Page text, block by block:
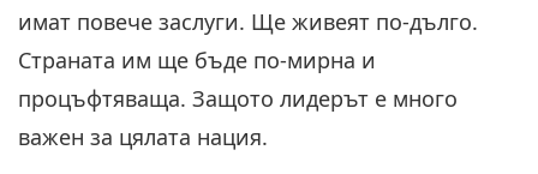
имат повече заслуги. Ще живеят по-дълго.
Страната им ще бъде по-мирна и
процъфтяваща. Защото лидерът е много
важен за цялата нация.